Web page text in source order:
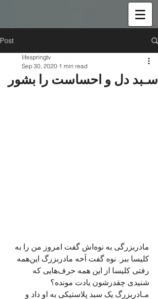
Post
سـبد دل و احساست را بشور
lifespringtv
Sep 30, 2020 1 min read
مادربزرگی به نوه‌اش گفت امروز من را به
کلیسا ببر. نوه گفت آخه مادربزرگ این‌همه
رفتی کلیسا از این همه حرف‌هایی که
شنیدی چقدرشون یادت مونده؟
مـادربزرگ یک سبد پلاستیکی به او داد و